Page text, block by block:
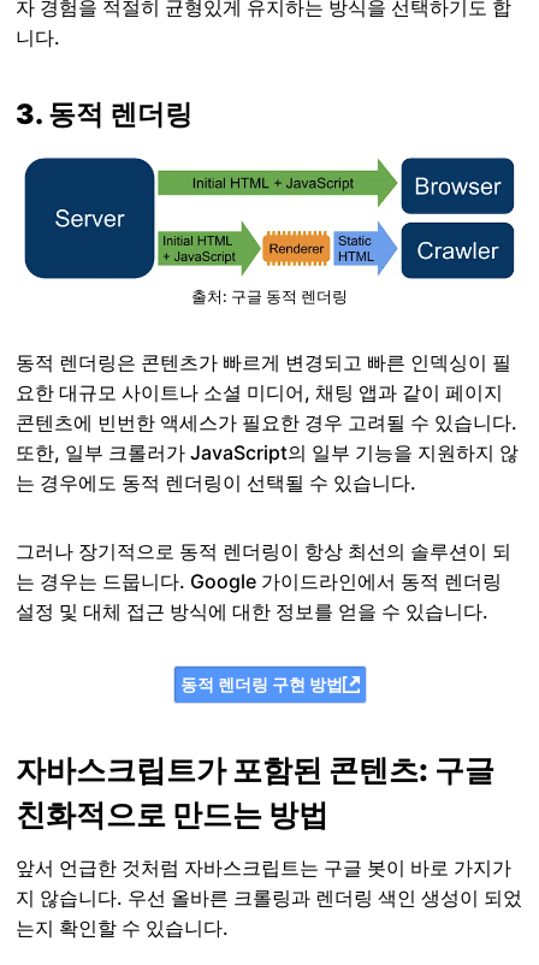
자 경험을 적절히 균형있게 유지하는 방식을 선택하기도 합
니다.
3. 동적 렌더링
출처: 구글 동적 렌더링
동적 렌더링은 콘텐츠가 빠르게 변경되고 빠른 인덱싱이 필
요한 대규모 사이트나 소셜 미디어, 채팅 앱과 같이 페이지
콘텐츠에 빈번한 액세스가 필요한 경우 고려될 수 있습니다.
또한, 일부 크롤러가 JavaScript의 일부 기능을 지원하지 않
는 경우에도 동적 렌더링이 선택될 수 있습니다.
그러나 장기적으로 동적 렌더링이 항상 최선의 솔루션이 되
는 경우는 드뭅니다. Google 가이드라인에서 동적 렌더링
설정 및 대체 접근 방식에 대한 정보를 얻을 수 있습니다.
동적 렌더링 구현 방법
자바스크립트가 포함된 콘텐츠: 구글
친화적으로 만드는 방법
앞서 언급한 것처럼 자바스크립트는 구글 봇이 바로 가지가
지 않습니다. 우선 올바른 크롤링과 렌더링 색인 생성이 되었
는지 확인할 수 있습니다.